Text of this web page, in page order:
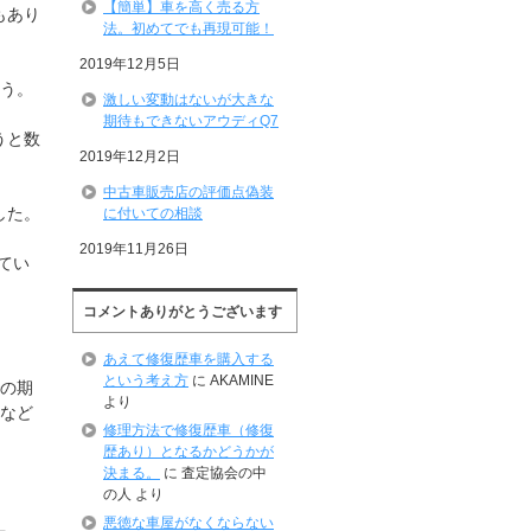
あり
。
と数
。
い
期
ど
【簡単】車を高く売る方
法。初めてでも再現可能！
2019年12月5日
激しい変動はないが大きな
期待もできないアウディQ7
2019年12月2日
中古車販売店の評価点偽装
に付いての相談
2019年11月26日
コメントありがとうございます
あえて修復歴車を購入する
という考え方 に AKAMINE
より
修理方法で修復歴車（修復
歴あり）となるかどうかが
決まる。
に 査定協会の中
の人 より
悪徳な車屋がなくならない